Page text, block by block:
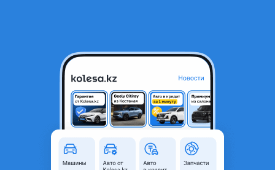
Радиатор кондиционера диффузор вентилятор Mercedes Benz
40 000 ₸